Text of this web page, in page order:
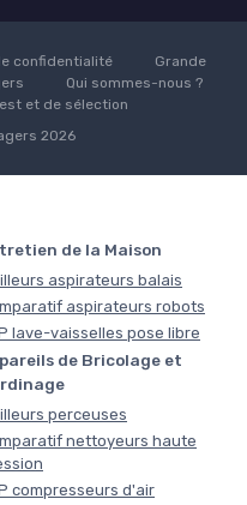
confidentialité
Grande
Qui sommes-nous ?
et de sélection
2026
de la Maison
aspirateurs balais
aspirateurs robots
lave-vaisselles pose libre
de Bricolage et
perceuses
nettoyeurs haute
compresseurs d'air